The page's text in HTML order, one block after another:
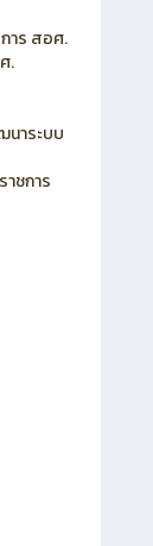
าชีวศึกษา
าร สอศ.
าระบบ